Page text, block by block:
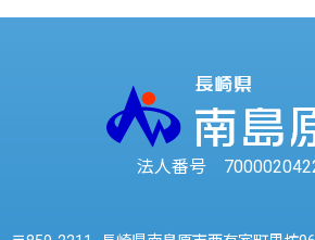
法人番号